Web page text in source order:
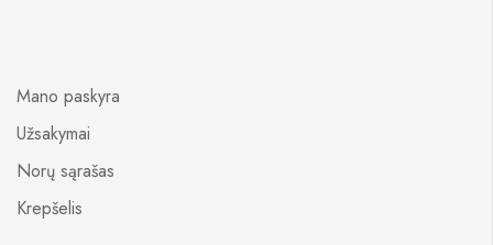
Mano paskyra
Užsakymai
Norų sąrašas
Krepšelis